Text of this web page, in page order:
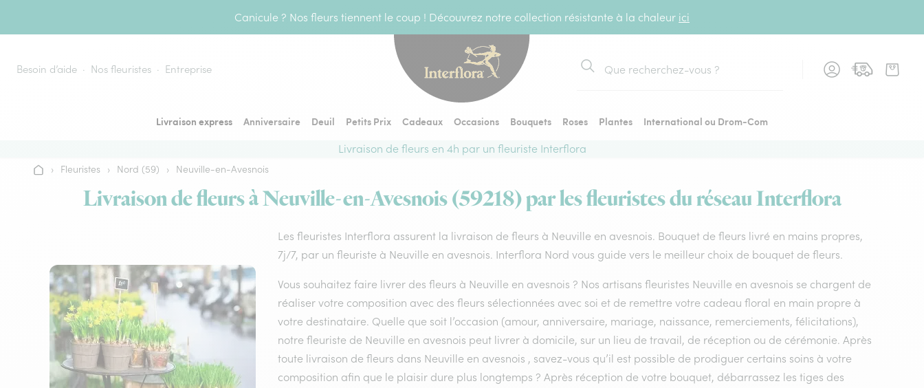
Canicule ? Nos fleurs tiennent le coup ! Découvrez notre collection résistante à la chaleur ici
Besoin d’aide Nos fleuristes Entreprise
Rechercher
Livraison express Anniversaire Deuil Petits Prix Cadeaux Occasions Bouquets Roses Plantes
International ou Drom-Com
Livraison de fleurs en 4h par un fleuriste Interflora
Accueil
› Fleuristes › Nord (59) › Neuville-en-Avesnois
Livraison de fleurs à Neuville-en-Avesnois (59218) par les fleuristes du réseau Interflora
Les fleuristes Interflora assurent la livraison de fleurs à Neuville en avesnois. Bouquet de fleurs livré en mains propres,
7j/7, par un fleuriste à Neuville en avesnois. Interflora Nord vous guide vers le meilleur choix de bouquet de fleurs.
Vous souhaitez faire livrer des fleurs à Neuville en avesnois ? Nos artisans fleuristes Neuville en avesnois se chargent de
réaliser votre composition avec des fleurs sélectionnées avec soi et de remettre votre cadeau floral en main propre à
votre destinataire. Quelle que soit l’occasion (amour, anniversaire, mariage, naissance, remerciements, félicitations),
notre fleuriste de Neuville en avesnois peut livrer à domicile, sur un lieu de travail, de réception ou de cérémonie. Après
toute livraison de fleurs dans Neuville en avesnois , savez-vous qu’il est possible de prodiguer certains soins à votre
composition afin que le plaisir dure plus longtemps ? Après réception de votre bouquet, débarrassez les tiges des